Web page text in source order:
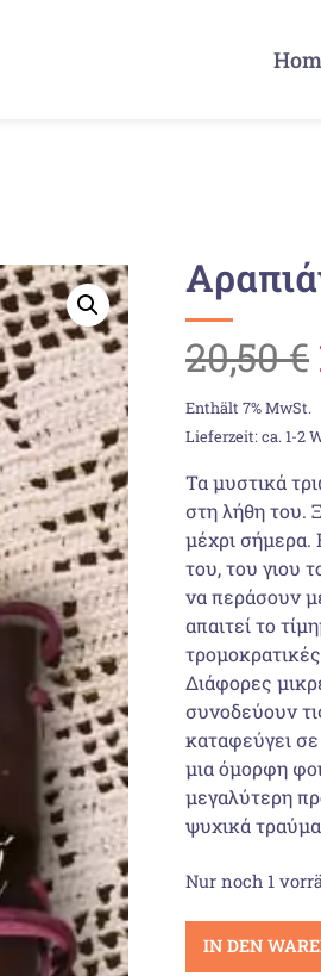
20,50€
Enthält 7% MwSt.
Lieferzeit: ca. 1-2
Τα μυστικά
στη λήθη του.
μέχρι σήμερα.
του, του γιου
να περάσουν
απαιτεί το
Διάφορες
συνοδεύουν
καταφεύγει σε
μια όμορφη
μεγαλύτερη
ψυχικά
Nur noch 1
Αραπιάν
IN DEN